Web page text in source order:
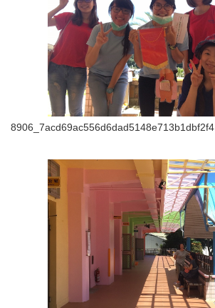
8906_7acd69ac556d6dad5148e713b1dbf2f4